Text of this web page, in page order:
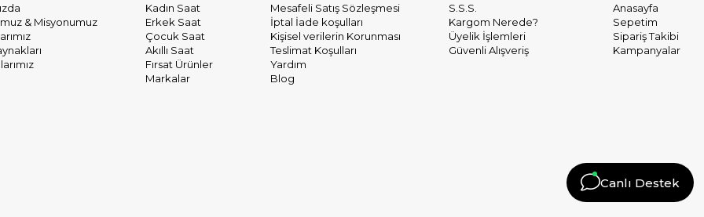
& Misyonumuz
Kadın Saat
Erkek Saat
Çocuk Saat
Akıllı Saat
Fırsat Ürünler
Markalar
Mesafeli Satış Sözleşmesi
İptal İade koşulları
Kişisel verilerin Korunması
Teslimat Koşulları
Yardım
Blog
S.S.S.
Kargom Nerede?
Üyelik İşlemleri
Güvenli Alışveriş
Anasayfa
Sepetim
Sipariş Takibi
Kampanyalar
Canlı Destek